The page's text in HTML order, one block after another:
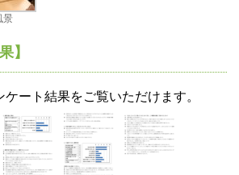
景
】
ート結果をご覧いただけます。